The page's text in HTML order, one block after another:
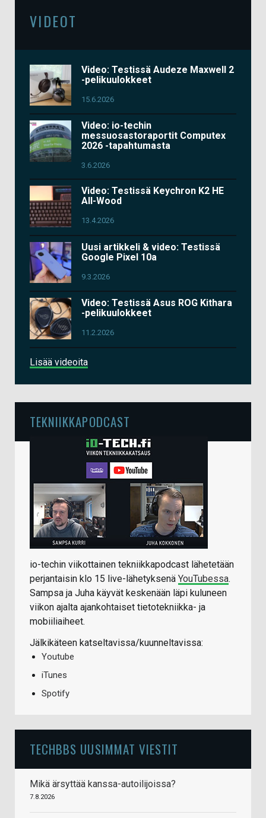
VIDEOT
Video: Testissä Audeze Maxwell 2
-pelikuulokkeet
15.6.2026
Video: io-techin
messuosastoraportit Computex
2026 -tapahtumasta
3.6.2026
Video: Testissä Keychron K2 HE
All-Wood
13.4.2026
Uusi artikkeli & video: Testissä
Google Pixel 10a
9.3.2026
Video: Testissä Asus ROG Kithara
-pelikuulokkeet
11.2.2026
Lisää videoita
TEKNIIKKAPODCAST
io-techin viikottainen tekniikkapodcast lähetetään
perjantaisin klo 15 live-lähetyksenä YouTubessa.
Sampsa ja Juha käyvät keskenään läpi kuluneen
viikon ajalta ajankohtaiset tietotekniikka- ja
mobiiliaiheet.
Jälkikäteen katseltavissa/kuunneltavissa:
Youtube
iTunes
Spotify
TECHBBS UUSIMMAT VIESTIT
Mikä ärsyttää kanssa-autoilijoissa?
7.8.2026